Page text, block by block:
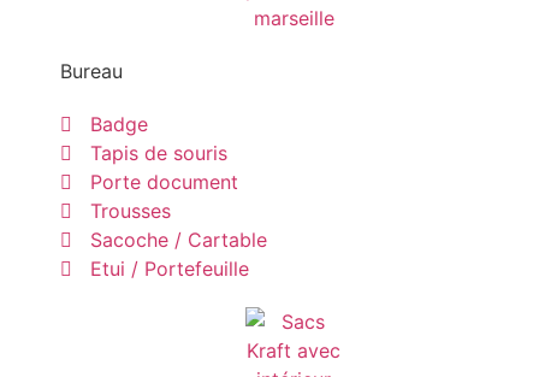
Bureau
Badge
Tapis de souris
Porte document
Trousses
Sacoche / Cartable
Etui / Portefeuille